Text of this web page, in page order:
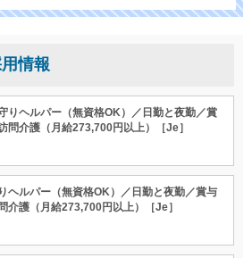
情報
りヘルパー（無資格OK）／日勤と夜勤／賞
問介護（月給273,700円以上）［Je］
ヘルパー（無資格OK）／日勤と夜勤／賞与
介護（月給273,700円以上）［Je］